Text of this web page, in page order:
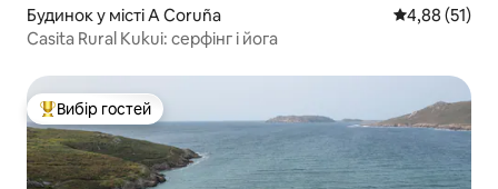
Будинок у місті A Coruña Середня
4,88 (51)
Casita Rural Kukui: серфінг і йога
Топ вибір гостей
Вибір гостей